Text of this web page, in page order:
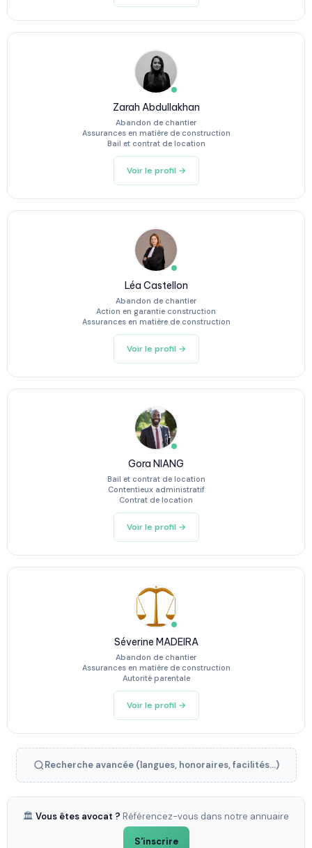
Zarah Abdullakhan
Abandon de chantier
Assurances en matière de construction
Bail et contrat de location
Voir le profil →
Léa Castellon
Abandon de chantier
Action en garantie construction
Assurances en matière de construction
Voir le profil →
Gora NIANG
Bail et contrat de location
Contentieux administratif
Contrat de location
Voir le profil →
Séverine MADEIRA
Abandon de chantier
Assurances en matière de construction
Autorité parentale
Voir le profil →
Recherche avancée (langues, honoraires, facilités...)
🏛️ Vous êtes avocat ? Référencez-vous dans notre annuaire
S'inscrire